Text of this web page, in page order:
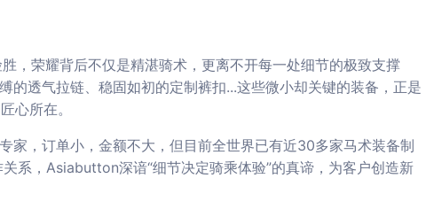
，荣耀背后不仅是精湛骑术，更离不开每一处细节的极致支撑
透气拉链、稳固如初的定制裤扣...这些微小却关键的装备，正是
心所在。
家，订单小，金额不大，但目前全世界已有近30多家马术装备制
系，Asiabutton深谙“细节决定骑乘体验”的真谛，为客户创造新